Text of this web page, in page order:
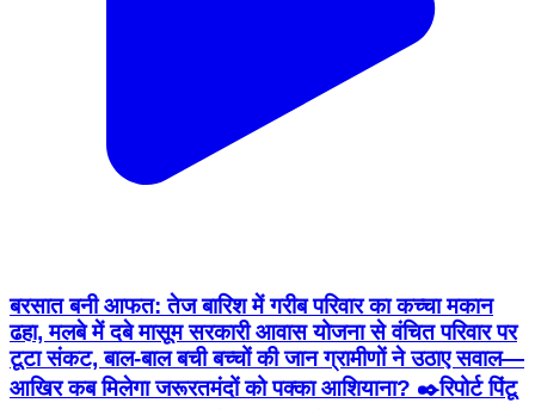
बरसात बनी आफत: तेज बारिश में गरीब परिवार का कच्चा मकान
ढहा, मलबे में दबे मासूम सरकारी आवास योजना से वंचित परिवार पर
टूटा संकट, बाल-बाल बची बच्चों की जान ग्रामीणों ने उठाए सवाल—
आखिर कब मिलेगा जरूरतमंदों को पक्का आशियाना? ✒️रिपोर्ट पिंटू